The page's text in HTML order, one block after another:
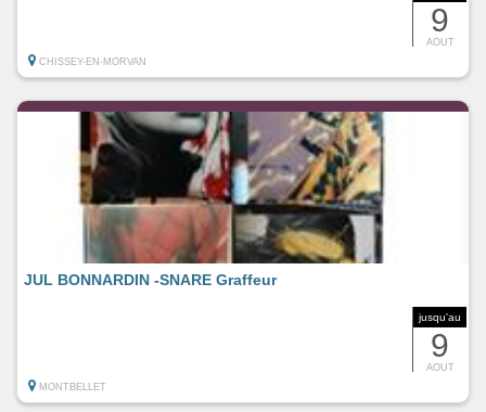
9
AOUT
CHISSEY-EN-MORVAN
jusqu'au
9
AOUT
JUL BONNARDIN -SNARE Graffeur
MONTBELLET